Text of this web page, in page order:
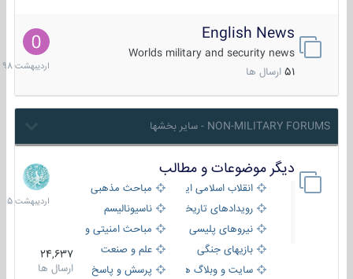
English News
Worlds military and security news
51 ارسال ها
10
1398
NON-MILITARY FORUMS - سایر بخشها
دیگر موضوعات و مطالب
انقلاب اسلامی ایران
مباحث مذهبی
رویدادهای تاریخی و مذهبیناسیونالیسم
نیروهای پلیسی
مباحث امنیتی و اطلاعاتی
بازیهای جنگی
علم و صنعت
سایت و وبلاگ ها
پرسش و پاسخ
24,637
ارسال ها
8
1405